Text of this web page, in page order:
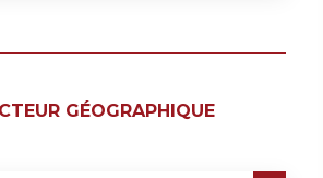
GÉOGRAPHIQUE